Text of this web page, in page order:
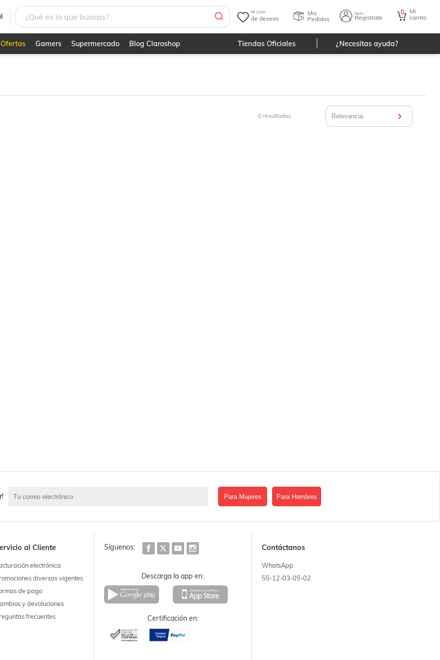
Mi Lista
de deseos
Mis
Pedidos
Hola
Registrate
0
Mi
carrito
Ofertas Gamers Supermercado Blog Claroshop Tiendas Oficiales ¿Necesitas ayuda?
0resultados
Para Mujeres Para Hombres
al Cliente
electrónica
diversas vigentes
de pago
y devoluciones
frecuentes
Síguenos:
Descarga la app en:
Certificación en:
Contáctanos
WhatsApp
55-12-03-05-02